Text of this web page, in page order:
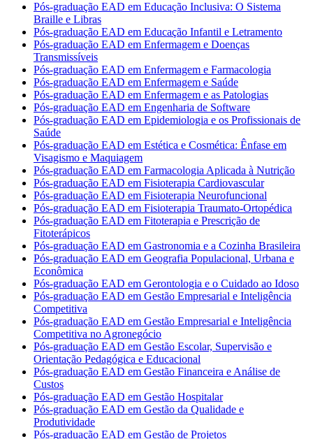
Pós-graduação EAD em Educação Inclusiva: O Sistema
Braille e Libras
Pós-graduação EAD em Educação Infantil e Letramento
Pós-graduação EAD em Enfermagem e Doenças
Transmissíveis
Pós-graduação EAD em Enfermagem e Farmacologia
Pós-graduação EAD em Enfermagem e Saúde
Pós-graduação EAD em Enfermagem e as Patologias
Pós-graduação EAD em Engenharia de Software
Pós-graduação EAD em Epidemiologia e os Profissionais de
Saúde
Pós-graduação EAD em Estética e Cosmética: Ênfase em
Visagismo e Maquiagem
Pós-graduação EAD em Farmacologia Aplicada à Nutrição
Pós-graduação EAD em Fisioterapia Cardiovascular
Pós-graduação EAD em Fisioterapia Neurofuncional
Pós-graduação EAD em Fisioterapia Traumato-Ortopédica
Pós-graduação EAD em Fitoterapia e Prescrição de
Fitoterápicos
Pós-graduação EAD em Gastronomia e a Cozinha Brasileira
Pós-graduação EAD em Geografia Populacional, Urbana e
Econômica
Pós-graduação EAD em Gerontologia e o Cuidado ao Idoso
Pós-graduação EAD em Gestão Empresarial e Inteligência
Competitiva
Pós-graduação EAD em Gestão Empresarial e Inteligência
Competitiva no Agronegócio
Pós-graduação EAD em Gestão Escolar, Supervisão e
Orientação Pedagógica e Educacional
Pós-graduação EAD em Gestão Financeira e Análise de
Custos
Pós-graduação EAD em Gestão Hospitalar
Pós-graduação EAD em Gestão da Qualidade e
Produtividade
Pós-graduação EAD em Gestão de Projetos